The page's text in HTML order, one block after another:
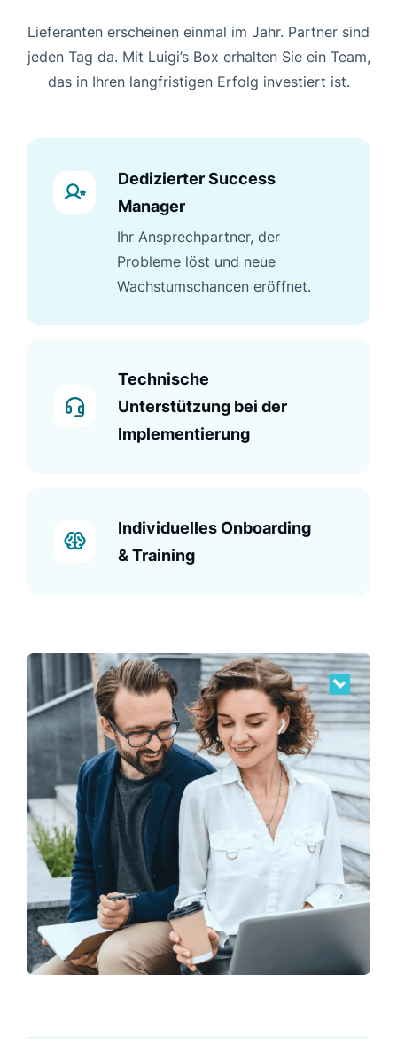
Lieferanten erscheinen einmal im Jahr. Partner sind
jeden Tag da. Mit Luigi’s Box erhalten Sie ein Team,
das in Ihren langfristigen Erfolg investiert ist.
Dedizierter Success
Manager
Ihr Ansprechpartner, der
Probleme löst und neue
Wachstumschancen eröffnet.
Technische
Unterstützung bei der
Implementierung
Individuelles Onboarding
& Training